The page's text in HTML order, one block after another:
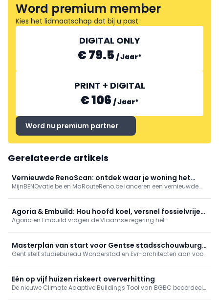
Word premium member
Kies het lidmaatschap dat bij u past
DIGITAL ONLY
€ 79.5 /Jaar*
PRINT + DIGITAL
€ 106 /Jaar*
Word nu premium partner
Gerelateerde artikels
Vernieuwde RenoScan: ontdek waar je woning het
meest energie bespaart
MijnBENOvatie.be en MaRouteReno.be lanceren een vernieuwde
prioritaire renovaties en bijhorende premies/financiering, met een
persoonlijk rapport en stap-voor-stapadvies.
Agoria & Embuild: Hou hoofd koel, versnel fossielvrije
renovatie
Agoria en Embuild vragen de Vlaamse regering het
dan gas. Renoveren verhoogt waarde en comfort; renovatieritme
is nu zorgwekkend laag.
Masterplan van start voor Gentse stadsschouwburg
en Campo Victoria
Gent stelt studiebureau Wonderstad en Evr-architecten aan voor
aanpak, met aandacht voor duurzaamheid, toegankelijkheid en
samenwerking tussen NTGent, CAMPO en HOGENT.
Eén op vijf huizen riskeert oververhitting
De nieuwe Climate Adaptive Buildings Tool van BGBC beoordeelt